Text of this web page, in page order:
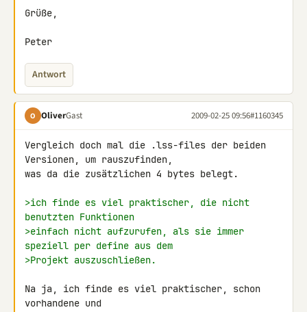
Grüße,
Peter
Antwort
O OliverGast 2009-02-25 09:56#1160345
Vergleich doch mal die .lss-files der beiden
Versionen, um rauszufinden,
was da die zusätzlichen 4 bytes belegt.
>ich finde es viel praktischer, die nicht
benutzten Funktionen
>einfach nicht aufzurufen, als sie immer
speziell per define aus dem
>Projekt auszuschließen.
Na ja, ich finde es viel praktischer, schon
vorhandene und